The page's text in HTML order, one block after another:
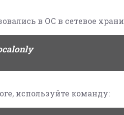
в ОС в сетевое
используйте команду: